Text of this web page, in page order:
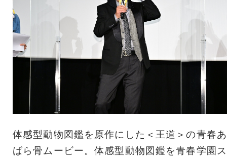
体感型動物図鑑を原作にした＜王道＞の青春あ
ばら骨ムービー。体感型動物図鑑を青春学園ス